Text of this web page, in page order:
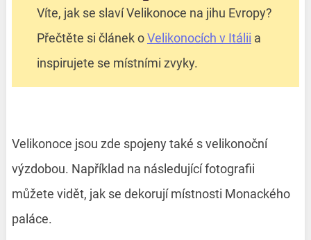
Víte, jak se slaví Velikonoce na jihu Evropy?
Přečtěte si článek oVelikonocích v Itálii a
inspirujete se místními zvyky.
Velikonoce jsou zde spojeny také s velikonoční
výzdobou. Například na následující fotografii
můžete vidět, jak se dekorují místnosti Monackého
paláce.